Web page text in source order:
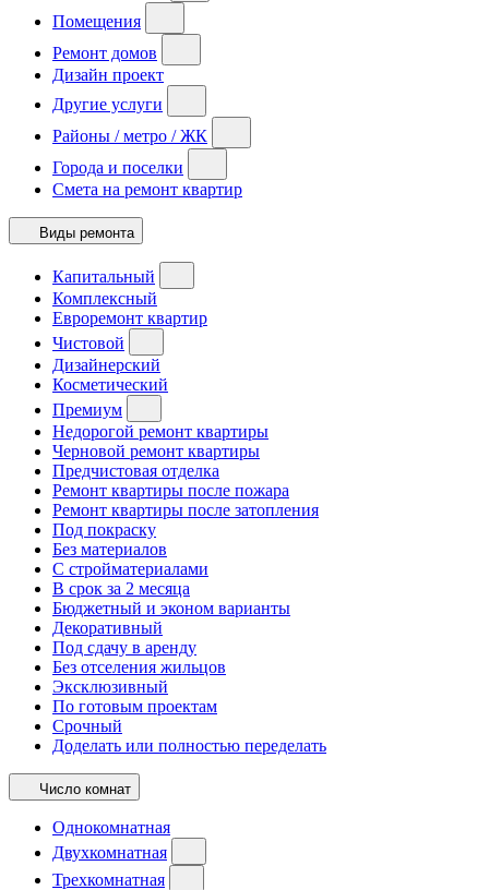
Помещения
Ремонт домов
Дизайн проект
Другие услуги
Районы / метро / ЖК
Города и поселки
Смета на ремонт квартир
Виды ремонта
Капитальный
Комплексный
Евроремонт квартир
Чистовой
Дизайнерский
Косметический
Премиум
Недорогой ремонт квартиры
Черновой ремонт квартиры
Предчистовая отделка
Ремонт квартиры после пожара
Ремонт квартиры после затопления
Под покраску
Без материалов
С стройматериалами
В срок за 2 месяца
Бюджетный и эконом варианты
Декоративный
Под сдачу в аренду
Без отселения жильцов
Эксклюзивный
По готовым проектам
Срочный
Доделать или полностью переделать
Число комнат
Однокомнатная
Двухкомнатная
Трехкомнатная